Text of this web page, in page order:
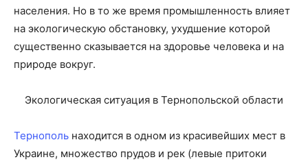
населения. Но в то же время промышленность влияет
на экологическую обстановку, ухудшение которой
существенно сказывается на здоровье человека и на
природе вокруг.
Экологическая ситуация в Тернопольской области
Тернополь находится в одном из красивейших мест в
Украине, множество прудов и рек (левые притоки